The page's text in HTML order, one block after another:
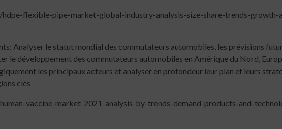
flexible-pipe-market-global-industry-analysis-size-share-trends-
Analyser le statut mondial des commutateurs automobiles, les prévisions
le développement des commutateurs automobiles en Amérique du Nord,
les principaux acteurs et analyser en profondeur leur plan et leurs
clés
vaccine-market-2021-analysis-by-trends-demand-products-and-